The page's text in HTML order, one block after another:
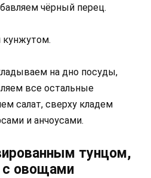
чёрный перец.
кунжутом.
на дно посуды,
все остальные
салат, сверху кладем
и анчоусами.
тунцом,
с овощами